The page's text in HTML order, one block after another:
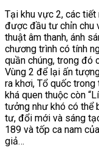
Tại khu vực 2, các tiết
được đầu tư chỉn chu
thuật âm thanh, ánh
chương trình có tính
quần chúng, trong đó
Vùng 2 để lại ấn
ra khơi, Tổ quốc trong
khá quen thuộc còn
tưởng như khó có thể
tư, đổi mới và sáng
189 và tốp ca nam
giả…